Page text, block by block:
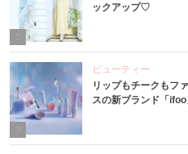
ックアップ♡
3
ビューティー
リップもチークもフ
スの新ブランド「